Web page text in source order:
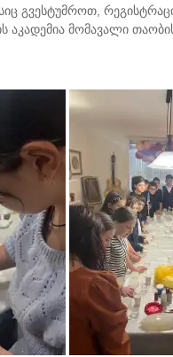
გვესტუმროთ,
აკადემია მომავალი